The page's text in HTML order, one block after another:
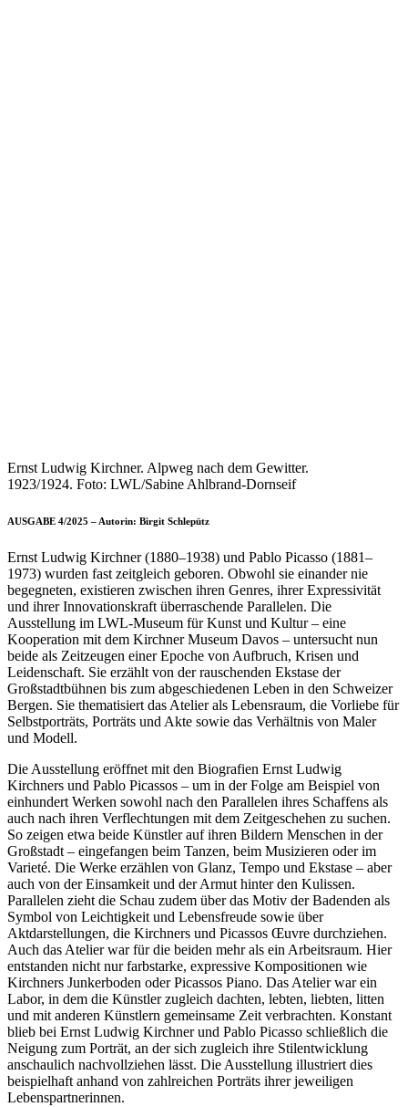
Ernst Ludwig Kirchner. Alpweg nach dem Gewitter.
1923/1924. Foto: LWL/Sabine Ahlbrand-Dornseif
AUSGABE 4/2025 – Autorin: Birgit Schlepütz
Ernst Ludwig Kirchner (1880–1938) und Pablo Picasso (1881–
1973) wurden fast zeitgleich geboren. Obwohl sie einander nie
begegneten, existieren zwischen ihren Genres, ihrer Expressivität
und ihrer Innovationskraft überraschende Parallelen. Die
Ausstellung im LWL-Museum für Kunst und Kultur – eine
Kooperation mit dem Kirchner Museum Davos – untersucht nun
beide als Zeitzeugen einer Epoche von Aufbruch, Krisen und
Leidenschaft. Sie erzählt von der rauschenden Ekstase der
Großstadtbühnen bis zum abgeschiedenen Leben in den Schweizer
Bergen. Sie thematisiert das Atelier als Lebensraum, die Vorliebe für
Selbstporträts, Porträts und Akte sowie das Verhältnis von Maler
und Modell.
Die Ausstellung eröffnet mit den Biografien Ernst Ludwig
Kirchners und Pablo Picassos – um in der Folge am Beispiel von
einhundert Werken sowohl nach den Parallelen ihres Schaffens als
auch nach ihren Verflechtungen mit dem Zeitgeschehen zu suchen.
So zeigen etwa beide Künstler auf ihren Bildern Menschen in der
Großstadt – eingefangen beim Tanzen, beim Musizieren oder im
Varieté. Die Werke erzählen von Glanz, Tempo und Ekstase – aber
auch von der Einsamkeit und der Armut hinter den Kulissen.
Parallelen zieht die Schau zudem über das Motiv der Badenden als
Symbol von Leichtigkeit und Lebensfreude sowie über
Aktdarstellungen, die Kirchners und Picassos Œuvre durchziehen.
Auch das Atelier war für die beiden mehr als ein Arbeitsraum. Hier
entstanden nicht nur farbstarke, expressive Kompositionen wie
Kirchners Junkerboden oder Picassos Piano. Das Atelier war ein
Labor, in dem die Künstler zugleich dachten, lebten, liebten, litten
und mit anderen Künstlern gemeinsame Zeit verbrachten. Konstant
blieb bei Ernst Ludwig Kirchner und Pablo Picasso schließlich die
Neigung zum Porträt, an der sich zugleich ihre Stilentwicklung
anschaulich nachvollziehen lässt. Die Ausstellung illustriert dies
beispielhaft anhand von zahlreichen Porträts ihrer jeweiligen
Lebenspartnerinnen.